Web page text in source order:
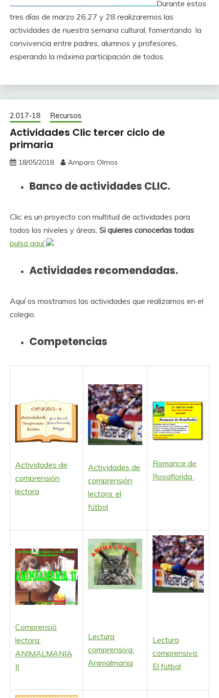
Durante estos
tres días de marzo 26,27 y 28 realizaremos las
actividades de nuestra semana cultural, fomentando la
convivencia entre padres, alumnos y profesores,
esperando la máxima participación de todos.
2.017-18 Recursos
Actividades Clic tercer ciclo de
primaria
18/05/2018 Amparo Olmos
Banco de actividades CLIC.
Clic es un proyecto con multitud de actividades para
todos los niveles y áreas, Si quieres conocerlas todas
pulsa aquí
Actividades recomendadas.
Aquí os mostramos las actividades que realizamos en el
colegio.
Competencias
Actividades de
comprensión
lectora
Actividades de
comprensión
lectora: el
fútbol
Romance de
Rosaflorida
Comprensió
lectora:
ANIMALMANIA
II
Lectura
comprensiva:
Animalmania
Lectura
comprensiva:
El futbol